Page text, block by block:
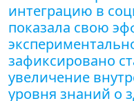
интеграцию в
показала свою
зафиксировано
увеличение
уровня знаний о